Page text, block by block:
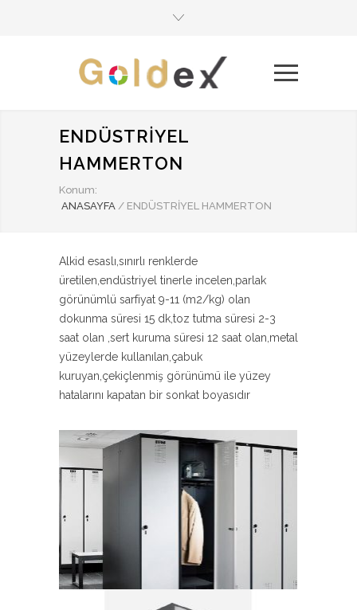
ENDÜSTRİYEL
HAMMERTON
Konum:
ANASAYFA / ENDÜSTRİYEL HAMMERTON
Alkid esaslı,sınırlı renklerde
üretilen,endüstriyel tinerle incelen,parlak
görünümlü sarfiyat 9-11 (m2/kg) olan
dokunma süresi 15 dk,toz tutma süresi 2-3
saat olan ,sert kuruma süresi 12 saat olan,metal
yüzeylerde kullanılan,çabuk
kuruyan,çekiçlenmiş görünümü ile yüzey
hatalarını kapatan bir sonkat boyasıdır